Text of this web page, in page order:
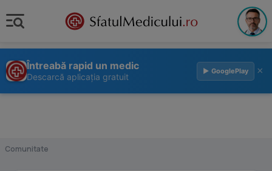
Întreabă rapid un medic
Descarcă aplicația gratuit
▶ GooglePlay ×
Comunitate